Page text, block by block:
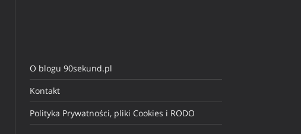
O blogu 90sekund.pl
Kontakt
Polityka Prywatności, pliki Cookies i RODO